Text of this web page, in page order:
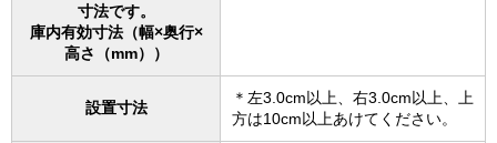
寸法です。
庫内有効寸法（幅×奥行×
高さ（mm））
設置寸法
＊左3.0cm以上、右3.0cm以上、上
方は10cm以上あけてください。